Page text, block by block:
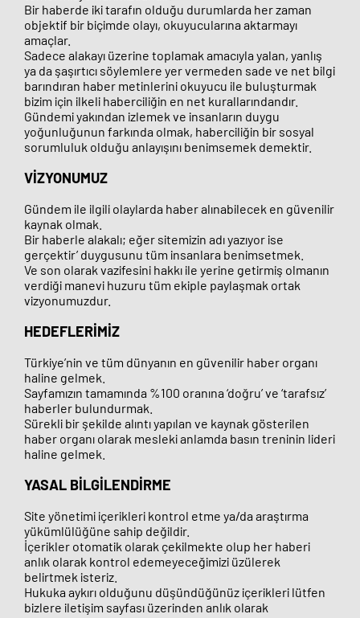
Bir haberde iki tarafın olduğu durumlarda her zaman
objektif bir biçimde olayı, okuyucularına aktarmayı
amaçlar.
Sadece alakayı üzerine toplamak amacıyla yalan, yanlış
ya da şaşırtıcı söylemlere yer vermeden sade ve net bilgi
barındıran haber metinlerini okuyucu ile buluşturmak
bizim için ilkeli haberciliğin en net kurallarındandır.
Gündemi yakından izlemek ve insanların duygu
yoğunluğunun farkında olmak, haberciliğin bir sosyal
sorumluluk olduğu anlayışını benimsemek demektir.
VİZYONUMUZ
Gündem ile ilgili olaylarda haber alınabilecek en güvenilir
kaynak olmak.
Bir haberle alakalı; eğer sitemizin adı yazıyor ise
gerçektir’ duygusunu tüm insanlara benimsetmek.
Ve son olarak vazifesini hakkı ile yerine getirmiş olmanın
verdiği manevi huzuru tüm ekiple paylaşmak ortak
vizyonumuzdur.
HEDEFLERİMİZ
Türkiye’nin ve tüm dünyanın en güvenilir haber organı
haline gelmek.
Sayfamızın tamamında %100 oranına ‘doğru’ ve ‘tarafsız’
haberler bulundurmak.
Sürekli bir şekilde alıntı yapılan ve kaynak gösterilen
haber organı olarak mesleki anlamda basın treninin lideri
haline gelmek.
YASAL BİLGİLENDİRME
Site yönetimi içerikleri kontrol etme ya/da araştırma
yükümlülüğüne sahip değildir.
İçerikler otomatik olarak çekilmekte olup her haberi
anlık olarak kontrol edemeyeceğimizi üzülerek
belirtmek isteriz.
Hukuka aykırı olduğunu düşündüğünüz içerikleri lütfen
bizlere iletişim sayfası üzerinden anlık olarak